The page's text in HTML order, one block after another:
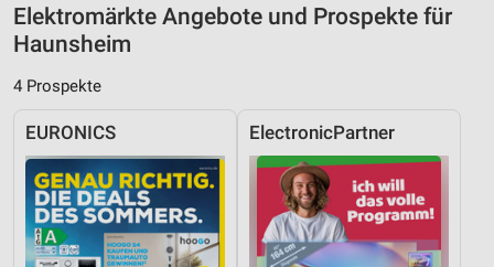
Elektromärkte Angebote und Prospekte für
Haunsheim
4 Prospekte
EURONICS ElectronicPartner
Werbung